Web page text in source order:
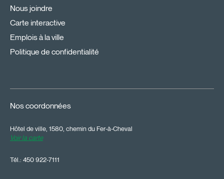
Nous joindre
Carte interactive
Emplois à la ville
Politique de confidentialité
Nos coordonnées
Hôtel de ville, 1580, chemin du Fer-à-Cheval
Voir la carte
Tél.: 450 922-7111